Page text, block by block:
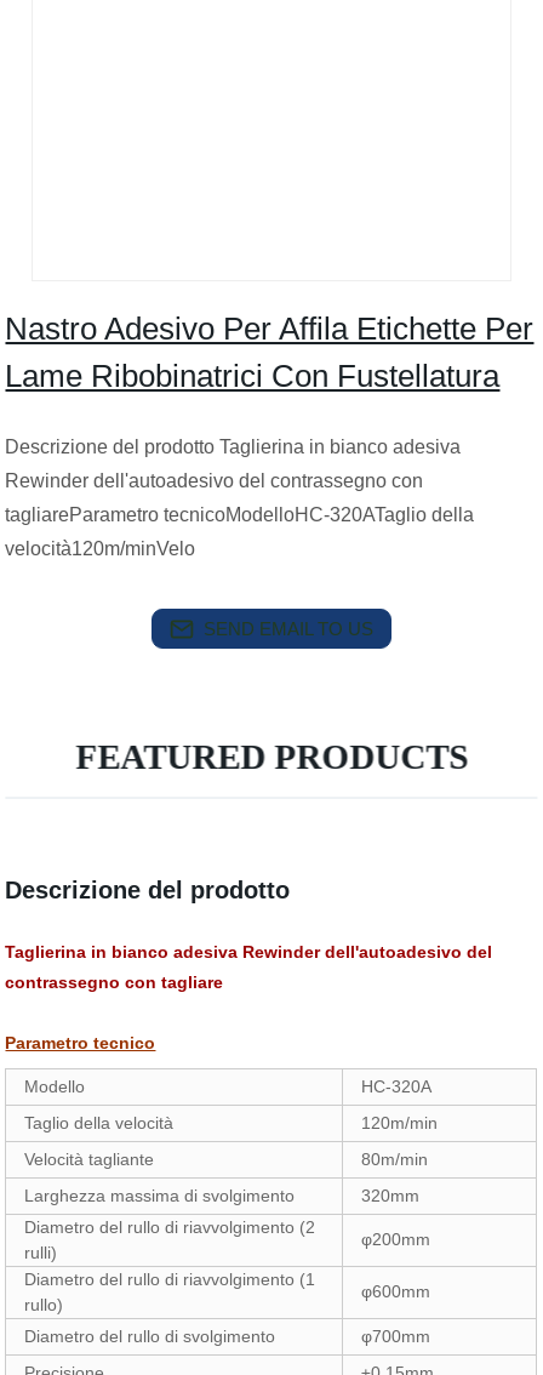
Nastro Adesivo Per Affila Etichette Per
Lame Ribobinatrici Con Fustellatura
Descrizione del prodotto Taglierina in bianco adesiva
Rewinder dell'autoadesivo del contrassegno con
tagliareParametro tecnicoModelloHC-320ATaglio della
velocità120m/minVelo
SEND EMAIL TO US
FEATURED PRODUCTS
Descrizione del prodotto
Taglierina in bianco adesiva Rewinder dell'autoadesivo del
contrassegno con tagliare
Parametro tecnico
Modello
HC-320A
Taglio della velocità
120m/min
Velocità tagliante
80m/min
Larghezza massima di svolgimento
320mm
Diametro del rullo di riavvolgimento (2
rulli)
φ200mm
Diametro del rullo di riavvolgimento (1
rullo)
φ600mm
Diametro del rullo di svolgimento
φ700mm